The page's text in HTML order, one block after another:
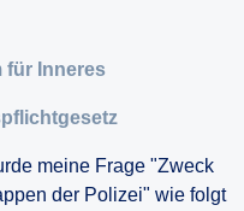
für Inneres
meine Frage "Zweck
der Polizei" wie folgt